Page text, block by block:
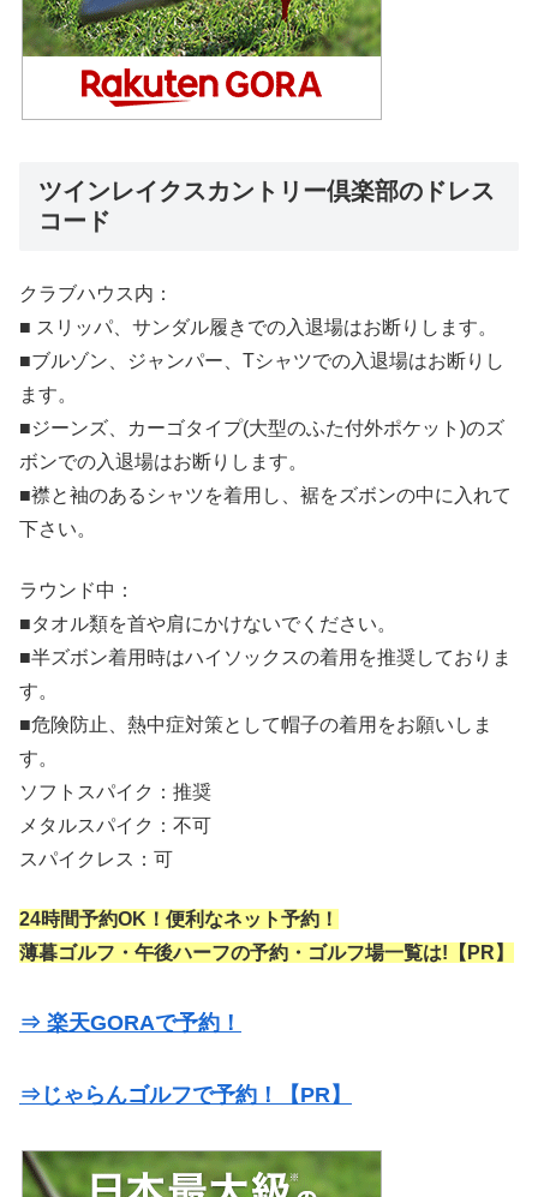
ツインレイクスカントリー倶楽部のドレス
コード
クラブハウス内：
■ スリッパ、サンダル履きでの入退場はお断りします。
■ブルゾン、ジャンパー、Tシャツでの入退場はお断りし
ます。
■ジーンズ、カーゴタイプ(大型のふた付外ポケット)のズ
ボンでの入退場はお断りします。
■襟と袖のあるシャツを着用し、裾をズボンの中に入れて
下さい。
ラウンド中：
■タオル類を首や肩にかけないでください。
■半ズボン着用時はハイソックスの着用を推奨しておりま
す。
■危険防止、熱中症対策として帽子の着用をお願いしま
す。
ソフトスパイク：推奨
メタルスパイク：不可
スパイクレス：可
24時間予約OK！便利なネット予約！
薄暮ゴルフ・午後ハーフの予約・ゴルフ場一覧は!【PR】
⇒ 楽天GORAで予約！
⇒じゃらんゴルフで予約！【PR】